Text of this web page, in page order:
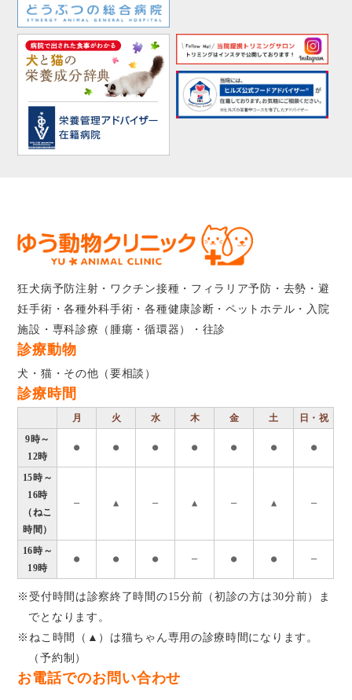
狂犬病予防注射・ワクチン接種・フィラリア予防・去勢・避
妊手術・各種外科手術・各種健康診断・ペットホテル・入院
施設・専科診療（腫瘍・循環器）・往診
診療動物
犬・猫・その他（要相談）
診療時間
月 火 水 木 金 土
日・祝
9時～
12時
● ● ● ● ● ● ●
15時～
16時
（ねこ
時間）
― ▲ ― ▲ ― ▲ ―
16時～
19時
● ● ● ― ● ● ―
※受付時間は診察終了時間の15分前（初診の方は30分前）ま
でとなります。
※ねこ時間（▲）は猫ちゃん専用の診療時間になります。
（予約制）
お電話でのお問い合わせ